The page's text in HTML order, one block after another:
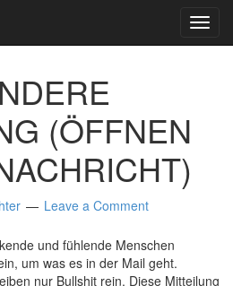
(ÖFFNEN
Leave a Comment
und fühlende Menschen
um was es in der Mail geht.
nur Bullshit rein. Diese Mitteilung